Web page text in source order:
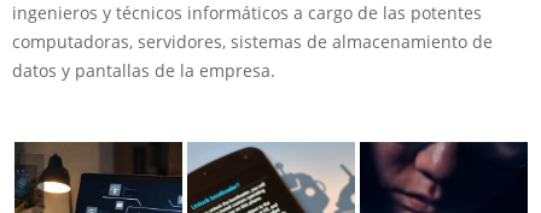
ingenieros y técnicos informáticos a cargo de las potentes
computadoras, servidores, sistemas de almacenamiento de
datos y pantallas de la empresa.